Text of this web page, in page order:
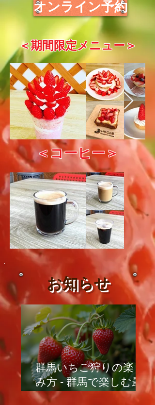
オンライン予約
＜​期間限定メニュー＞
＜​コーヒー＞
お知らせ
群馬いちご狩りの楽し
み方 - 群馬で楽しむ最
高のいちご狩り体験